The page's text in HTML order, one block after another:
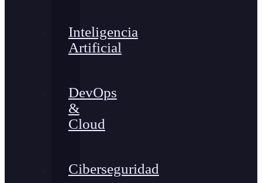
Inteligencia
Artificial
DevOps
&
Cloud
Ciberseguridad